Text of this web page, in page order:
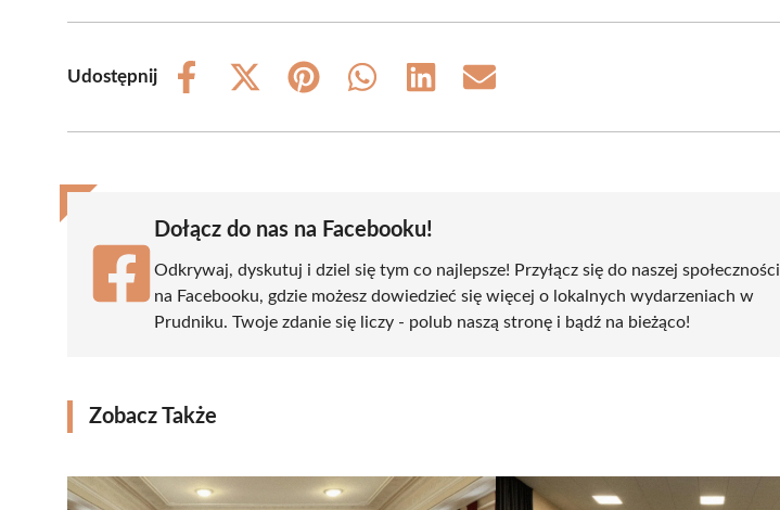
Udostępnij
Share
Share
(Twitter)
Share
Share
Share
Share
Dołącz do nas na Facebooku!
Odkrywaj, dyskutuj i dziel się tym co najlepsze! Przyłącz się do naszej społeczności
na Facebooku, gdzie możesz dowiedzieć się więcej o lokalnych wydarzeniach w
Prudniku. Twoje zdanie się liczy - polub naszą stronę i bądź na bieżąco!
Zobacz Także